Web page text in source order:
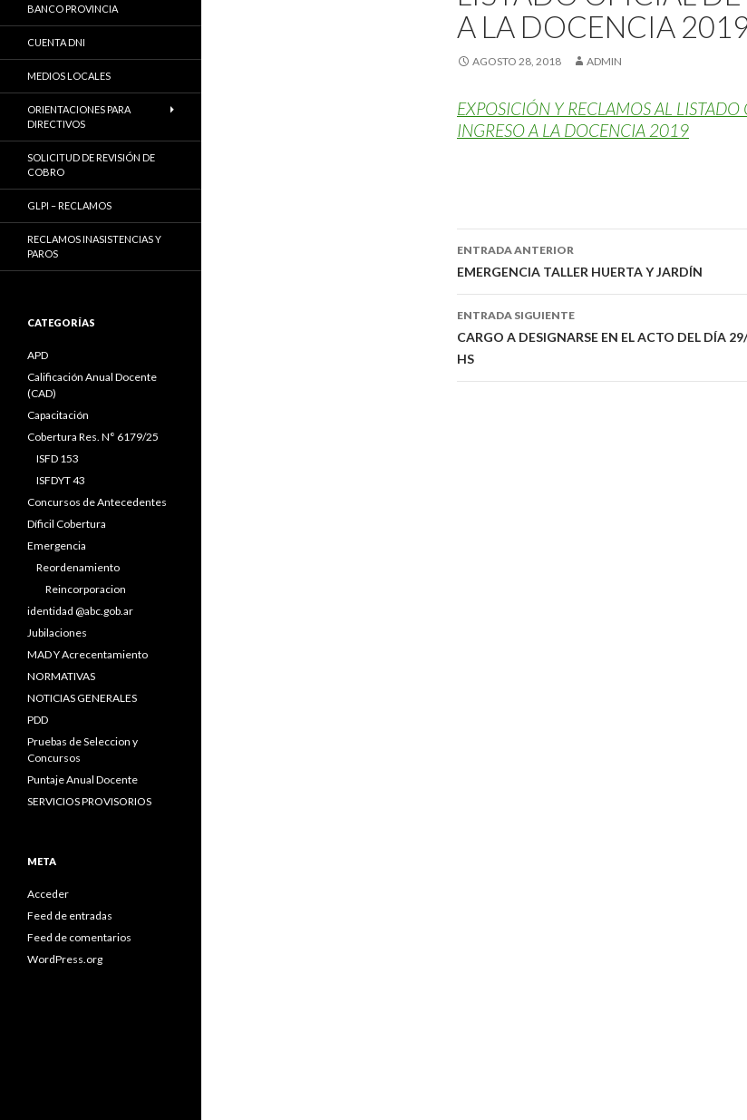
A LA DOCENCIA
AGOSTO 28, 2018 ADMIN
EXPOSICIÓN Y RECLAMOS AL LISTADO
INGRESO A LA DOCENCIA 2019
Navegación
de
entradas
ENTRADA ANTERIOR
EMERGENCIA TALLER HUERTA Y JARDÍN
ENTRADA SIGUIENTE
CARGO A DESIGNARSE EN EL ACTO DEL DÍA
HS
BANCO PROVINCIA
CUENTA DNI
MEDIOS LOCALES
ORIENTACIONES PARA
DIRECTIVOS
SOLICITUD DE REVISIÓN DE
COBRO
GLPI – RECLAMOS
RECLAMOS INASISTENCIAS Y
PAROS
CATEGORÍAS
APD
Calificación Anual Docente
(CAD)
Capacitación
Cobertura Res. N° 6179/25
ISFD 153
ISFDYT 43
Concursos de Antecedentes
Díficil Cobertura
Emergencia
Reordenamiento
Reincorporacion
identidad @abc.gob.ar
Jubilaciones
MAD Y Acrecentamiento
NORMATIVAS
NOTICIAS GENERALES
PDD
Pruebas de Seleccion y
Concursos
Puntaje Anual Docente
SERVICIOS PROVISORIOS
META
Acceder
Feed de entradas
Feed de comentarios
WordPress.org